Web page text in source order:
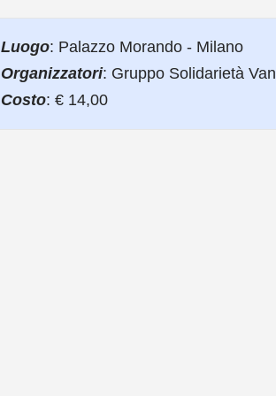
Luogo: Palazzo Morando - Milano
Organizzatori: Gruppo Solidarietà
Costo: € 14,00